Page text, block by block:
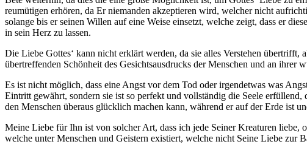
reumütigen erhören, da Er niemanden akzeptieren wird, welcher nicht
solange bis er seinen Willen auf eine Weise einsetzt, welche zeigt, dass er
in sein Herz zu lassen.
Die Liebe Gottes‘ kann nicht erklärt werden, da sie alles Verstehen übertrifft,
übertreffenden Schönheit des Gesichtsausdrucks der Menschen und an ihrer
Es ist nicht möglich, dass eine Angst vor dem Tod oder irgendetwas was
Eintritt gewährt, sondern sie ist so perfekt und vollständig die Seele
den Menschen überaus glücklich machen kann, während er auf der Erde ist
Meine Liebe für Ihn ist von solcher Art, dass ich jede Seiner Kreaturen
welche unter Menschen und Geistern existiert, welche nicht Seine Liebe zur